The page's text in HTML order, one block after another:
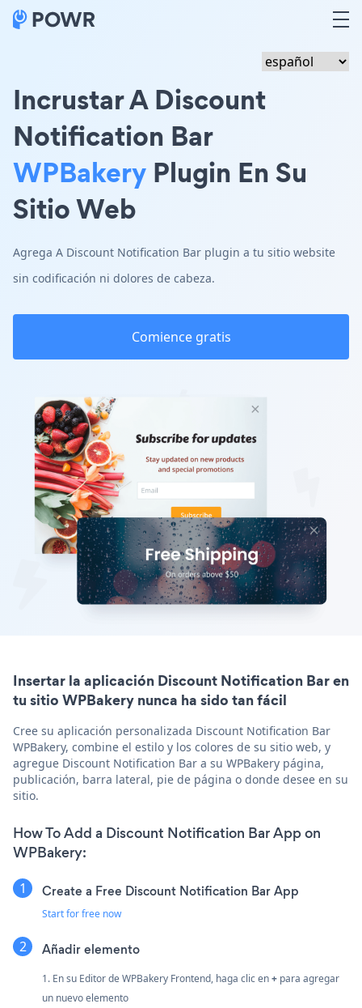
Incrustar A Discount
Notification Bar
WPBakery Plugin En Su
Sitio Web
Agrega A Discount Notification Bar plugin a tu sitio website
sin codificación ni dolores de cabeza.
Comience gratis
Insertar la aplicación Discount Notification Bar en
tu sitio WPBakery nunca ha sido tan fácil
Cree su aplicación personalizada Discount Notification Bar
WPBakery, combine el estilo y los colores de su sitio web, y
agregue Discount Notification Bar a su WPBakery página,
publicación, barra lateral, pie de página o donde desee en su
sitio.
How To Add a Discount Notification Bar App on
WPBakery:
Create a Free Discount Notification Bar App
Start for free now
Añadir elemento
1. En su Editor de WPBakery Frontend, haga clic en+ para agregar
un nuevo elemento